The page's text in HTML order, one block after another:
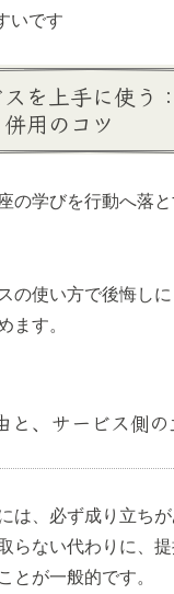
いです
を上手に使う
用のコツ
の学びを行動へ落と
の使い方で後悔し
ます。
と、サービス側
は、必ず成り立ちが
らない代わりに、
とが一般的です。